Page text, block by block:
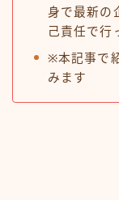
身で最新の
己責任で行
※本記事で
みます